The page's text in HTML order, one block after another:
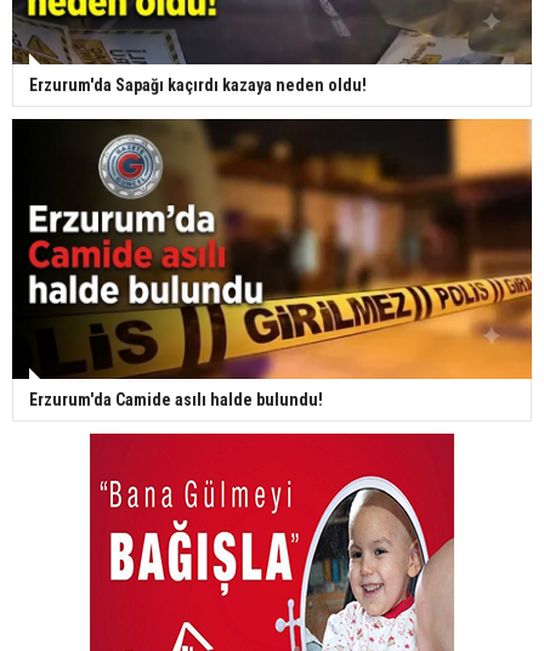
Erzurum'da Sapağı kaçırdı kazaya neden oldu!
Erzurum'da Camide asılı halde bulundu!